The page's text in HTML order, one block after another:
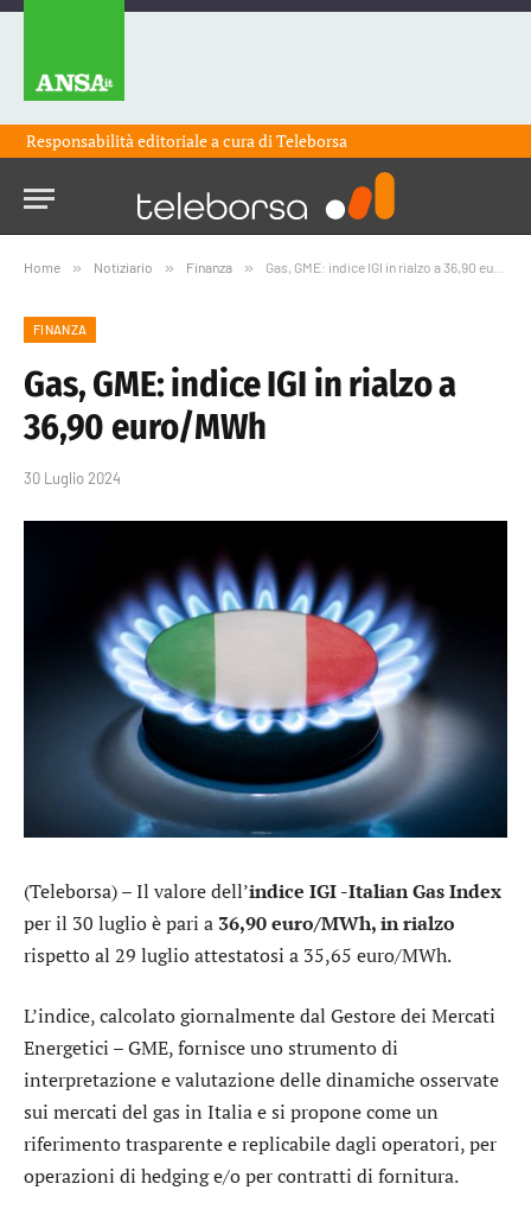
Responsabilità editoriale a cura diTeleborsa
Home » Notiziario » Finanza » Gas, GME: indice IGI in rialzo a 36,90 euro/MWh
FINANZA
Gas, GME: indice IGI in rialzo a
36,90 euro/MWh
30 Luglio 2024
(Teleborsa) – Il valore dell’indice IGI -Italian Gas Index
per il 30 luglio è pari a 36,90 euro/MWh, in rialzo
rispetto al 29 luglio attestatosi a 35,65 euro/MWh.
L’indice, calcolato giornalmente dal Gestore dei Mercati
Energetici – GME, fornisce uno strumento di
interpretazione e valutazione delle dinamiche osservate
sui mercati del gas in Italia e si propone come un
riferimento trasparente e replicabile dagli operatori, per
operazioni di hedging e/o per contratti di fornitura.